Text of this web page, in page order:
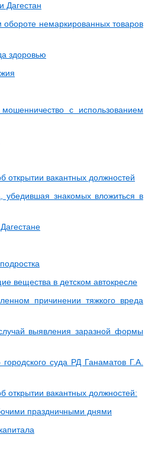
Дагестан
обороте немаркированных товаров
здоровью
с использованием
открытии вакантных должностей
убедившая знакомых вложиться в
вещества в детском автокресле
причинении тяжкого вреда
выявления заразной формы
суда РД Ганаматов Г.А.
открытии вакантных должностей:
праздничными днями